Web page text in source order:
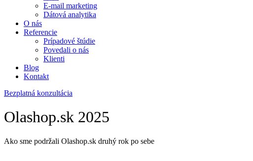
E-mail marketing
Dátová analytika
O nás
Referencie
Prípadové štúdie
Povedali o nás
Klienti
Blog
Kontakt
Bezplatná konzultácia
Olashop.sk 2025
Ako sme podržali Olashop.sk druhý rok po sebe